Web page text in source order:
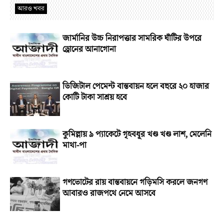
আরও খবর
জার্মানির উচ্চ নিরাপত্তার সামরিক ঘাঁটির উপরে
ড্রোনের আনাগোনা
ডিজিটাল পেমেন্ট বাস্তবায়ন হলে বছরে ২০ হাজার
কোটি টাকা সাশ্রয় হবে
কুমিল্লায় ৯ প্যাকেটে গৃহবধূর খণ্ড খণ্ড লাশ, মেলেনি
মাথা-পা
গণভোটের রায় বাস্তবায়নে গড়িমসি করলে জনগণ
আবারও রাজপথে নেমে আসবে